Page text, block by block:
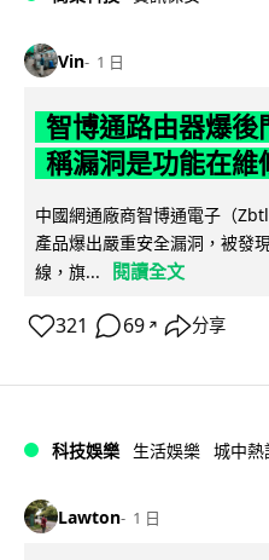
Vin 1 日
智博通路由器爆後
稱漏洞是功能在維
中國網通廠商智博通電子（
產品爆出嚴重安全漏洞，被發
線，旗...
閱讀全文
321 69 ↗ 分享
科技娛樂 生活娛樂 城中熱
Lawton 1 日